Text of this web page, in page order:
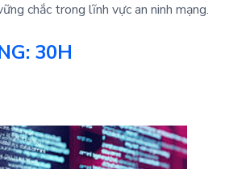
chắc trong lĩnh vực an ninh mạng.
30H